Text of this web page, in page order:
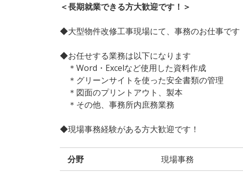
＜長期就業できる方大歓迎です！＞
◆大型物件改修工事現場にて、事務のお仕事です
◆お任せする業務は以下になります
＊Word・Excelなど使用した資料作成
＊グリーンサイトを使った安全書類の管理
＊図面のプリントアウト、製本
＊その他、事務所内庶務業務
◆現場事務経験がある方大歓迎です！
分野 現場事務